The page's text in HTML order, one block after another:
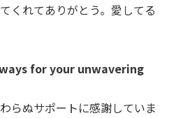
くれてありがとう。愛してる
for your unwavering
らぬサポートに感謝していま